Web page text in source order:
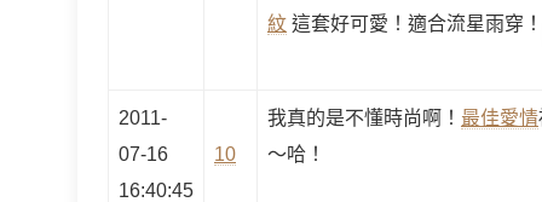
紋 這套好可愛！適合流星雨穿
2011-
07-16
16:40:45
10
我真的是不懂時尚啊！ 最佳愛情
～哈！